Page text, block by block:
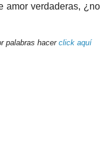
amor verdaderas, ¿no
palabras hacer click aquí